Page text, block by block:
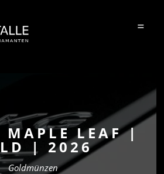
=
LEAF |
| 2026
Goldmünzen